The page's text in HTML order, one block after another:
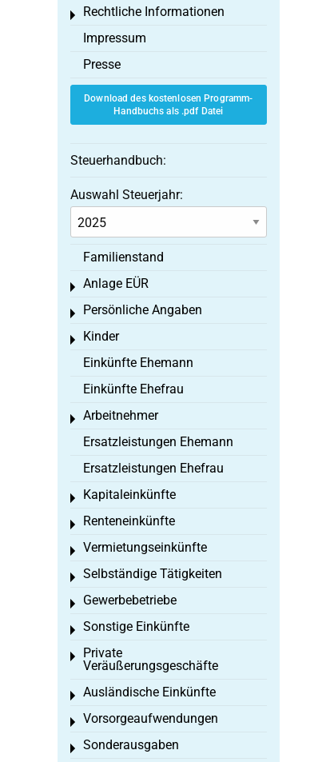
Rechtliche Informationen
Toggle menu
Impressum
Presse
Download des kostenlosen Programm-
Handbuchs als .pdf Datei
Steuerhandbuch:
Auswahl Steuerjahr:
Familienstand
Anlage EÜR
Toggle menu
Persönliche Angaben
Toggle menu
Kinder
Toggle menu
Einkünfte Ehemann
Einkünfte Ehefrau
Arbeitnehmer
Toggle menu
Ersatzleistungen Ehemann
Ersatzleistungen Ehefrau
Kapitaleinkünfte
Toggle menu
Renteneinkünfte
Toggle menu
Vermietungseinkünfte
Toggle menu
Selbständige Tätigkeiten
Toggle menu
Gewerbebetriebe
Toggle menu
Sonstige Einkünfte
Toggle menu
Private
Veräußerungsgeschäfte
Toggle menu
Ausländische Einkünfte
Toggle menu
Vorsorgeaufwendungen
Toggle menu
Sonderausgaben
Toggle menu